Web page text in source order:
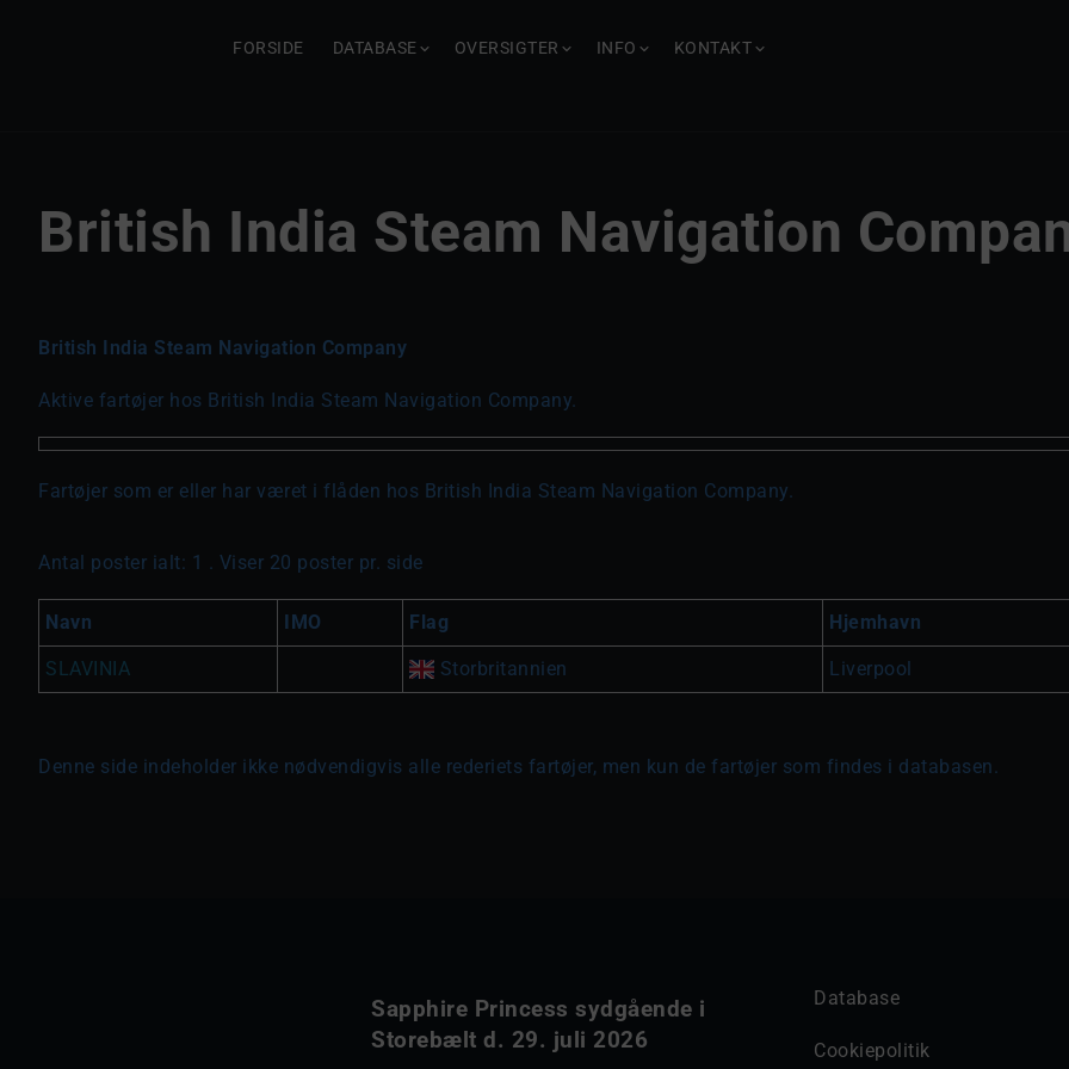
FORSIDE DATABASE OVERSIGTER INFO KONTAKT
British India Steam Navigation
British India Steam Navigation Company
Aktive fartøjer hos British India Steam Navigation Company.
Fartøjer som er eller har været i flåden hos British India Steam Navigation Company.
Antal poster ialt: 1 . Viser 20 poster pr. side
Navn IMO Flag Hjemhavn
SLAVINIA Storbritannien Liverpool
Denne side indeholder ikke nødvendigvis alle rederiets fartøjer, men kun de fartøjer som findes i databasen.
Sapphire Princess sydgående i
Storebælt d. 29. juli 2026
Database
Cookiepolitik